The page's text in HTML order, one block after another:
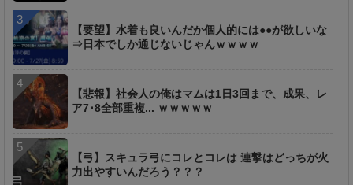
【要望】水着も良いんだか個人的には●●が欲しいな
⇒日本でしか通じないじゃんｗｗｗｗ
【悲報】社会人の俺はマムは1日3回まで、成果、レ
ア7･8全部重複... ｗｗｗｗｗ
【弓】スキュラ弓にコレとコレは 連撃はどっちが火
力出やすいんだろう？？？